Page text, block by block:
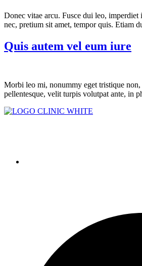
Donec vitae arcu. Fusce dui leo,
nec, pretium sit amet, tempor quis. Etiam
Quis autem vel eum iure
Morbi leo mi, nonummy eget tristique
pellentesque, velit turpis volutpat ante, in